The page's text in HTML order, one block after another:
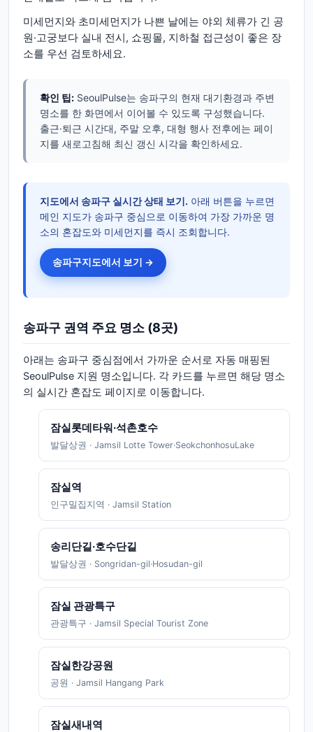
미세먼지와 초미세먼지가 나쁜 날에는 야외 체류가 긴 공
원·고궁보다 실내 전시, 쇼핑몰, 지하철 접근성이 좋은 장
소를 우선 검토하세요.
확인 팁: SeoulPulse는 송파구의 현재 대기환경과 주변
명소를 한 화면에서 이어볼 수 있도록 구성했습니다.
출근·퇴근 시간대, 주말 오후, 대형 행사 전후에는 페이
지를 새로고침해 최신 갱신 시각을 확인하세요.
지도에서 송파구 실시간 상태 보기. 아래 버튼을 누르면
메인 지도가 송파구 중심으로 이동하여 가장 가까운 명
소의 혼잡도와 미세먼지를 즉시 조회합니다.
송파구지도에서 보기 →
송파구 권역 주요 명소 (8곳)
아래는 송파구 중심점에서 가까운 순서로 자동 매핑된
SeoulPulse 지원 명소입니다. 각 카드를 누르면 해당 명소
의 실시간 혼잡도 페이지로 이동합니다.
잠실롯데타워·석촌호수
발달상권 · Jamsil Lotte Tower·SeokchonhosuLake
잠실역
인구밀집지역 · Jamsil Station
송리단길·호수단길
발달상권 · Songridan-gil·Hosudan-gil
잠실 관광특구
관광특구 · Jamsil Special Tourist Zone
잠실한강공원
공원 · Jamsil Hangang Park
잠실새내역